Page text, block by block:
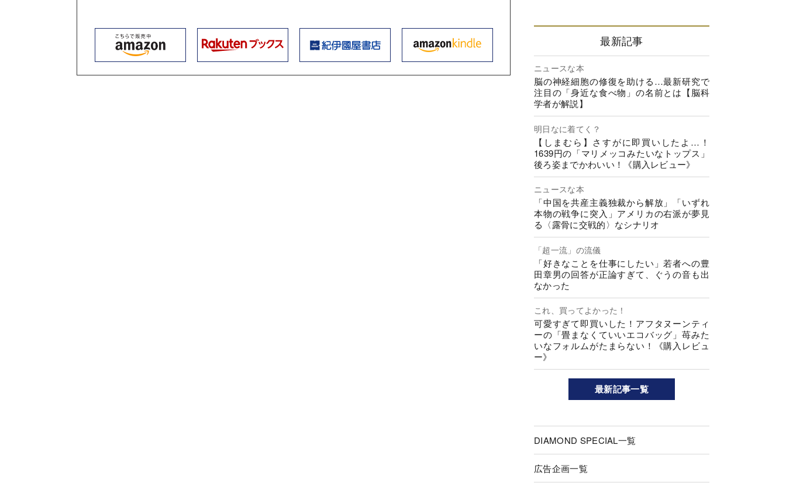
最新記事
ニュースな本
脳の神経細胞の修復を助ける…最新研究で
注目の「身近な食べ物」の名前とは【脳科
学者が解説】
明日なに着てく？
【しまむら】さすがに即買いしたよ…！
1639円の「マリメッコみたいなトップス」
後ろ姿までかわいい！《購入レビュー》
ニュースな本
「中国を共産主義独裁から解放」「いずれ
本物の戦争に突入」アメリカの右派が夢見
る〈露骨に交戦的〉なシナリオ
「超一流」の流儀
「好きなことを仕事にしたい」若者への豊
田章男の回答が正論すぎて、ぐうの音も出
なかった
これ、買ってよかった！
可愛すぎて即買いした！アフタヌーンティ
ーの「畳まなくていいエコバッグ」苺みた
いなフォルムがたまらない！《購入レビュ
ー》
最新記事一覧
DIAMOND SPECIAL一覧
広告企画一覧